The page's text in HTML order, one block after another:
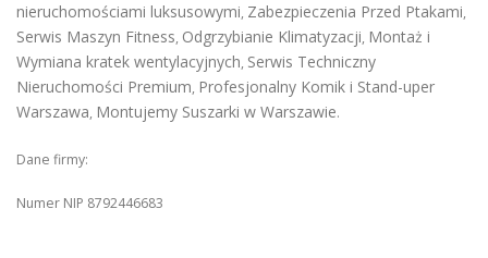
nieruchomościami luksusowymi, Zabezpieczenia Przed Ptakami,
Serwis Maszyn Fitness, Odgrzybianie Klimatyzacji, Montaż i
Wymiana kratek wentylacyjnych, Serwis Techniczny
Nieruchomości Premium, Profesjonalny Komik i Stand-uper
Warszawa, Montujemy Suszarki w Warszawie.
Dane firmy:
Numer NIP 8792446683